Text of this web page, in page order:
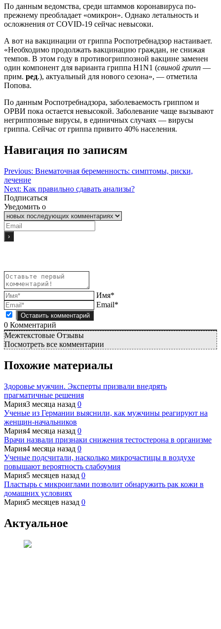
По данным ведомства, среди штаммов коронавируса по-
прежнему преобладает «омикрон». Однако летальность и
осложнения от COVID-19 сейчас невысоки.
А вот на вакцинации от гриппа Роспотребнадзор настаивает.
«Необходимо продолжать вакцинацию граждан, не снижая
темпов. В этом году в противогриппозной вакцине заменен
один компонент для варианта гриппа H1N1 (свиной грипп —
прим. ред.), актуальный для нового сезона», — отметила
Попова.
По данным Роспотребнадзора, заболеваемость гриппом и
ОРВИ пока остается невысокой. Заболевание чаще вызывают
негриппозные вирусы, в единичных случаях — вирусы
гриппа. Сейчас от гриппа привито 40% населения.
Навигация по записям
Previous: Внематочная беременность: симптомы, риски,
лечение
Next: Как правильно сдавать анализы?
Подписаться
Уведомить о
Имя*
Email*
0 Комментарий
Межтекстовые Отзывы
Посмотреть все комментарии
Похожие материалы
Здоровье мужчин. Эксперты призвали внедрять
прагматичные решения
Мария3 месяца назад 0
Ученые из Германии выяснили, как мужчины реагируют на
женщин-начальников
Мария4 месяца назад 0
Врачи назвали признаки снижения тестостерона в организме
Мария4 месяца назад 0
Ученые подсчитали, насколько микрочастицы в воздухе
повышают вероятность слабоумия
Мария5 месяцев назад 0
Пластырь с микроиглами позволит обнаружить рак кожи в
домашних условиях
Мария5 месяцев назад 0
Актуальное